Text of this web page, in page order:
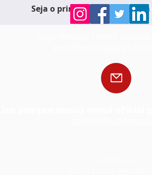
Seja o primeiro a escrever